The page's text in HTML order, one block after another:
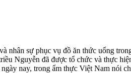
sự phục vụ đồ ăn thức uống
Nguyễn đã được tổ chức và thực
nay, trong ẩm thực Việt Nam nói